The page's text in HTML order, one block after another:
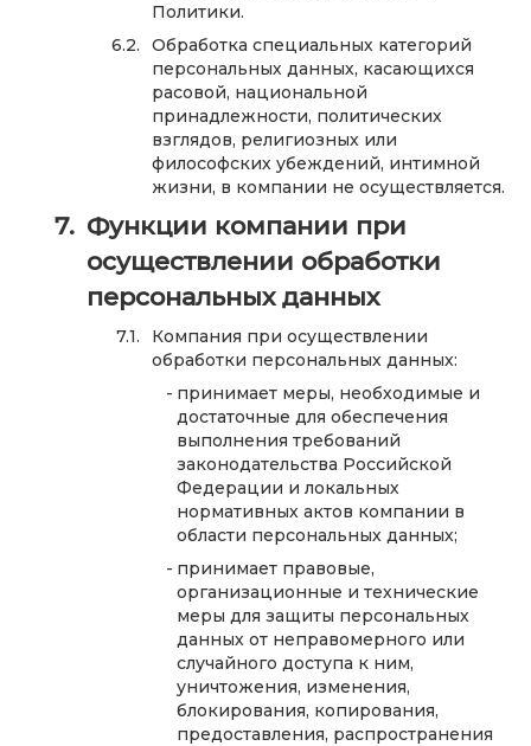
Политики.
Обработка специальных категорий
персональных данных, касающихся
расовой, национальной
принадлежности, политических
взглядов, религиозных или
философских убеждений, интимной
жизни, в компании не осуществляется.
Функции компании при
осуществлении обработки
персональных данных
Компания при осуществлении
обработки персональных данных:
принимает меры, необходимые и
достаточные для обеспечения
выполнения требований
законодательства Российской
Федерации и локальных
нормативных актов компании в
области персональных данных;
принимает правовые,
организационные и технические
меры для защиты персональных
данных от неправомерного или
случайного доступа к ним,
уничтожения, изменения,
блокирования, копирования,
предоставления, распространения